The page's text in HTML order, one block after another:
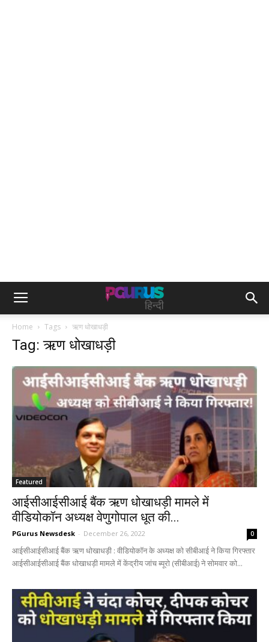
Home Tags ऋण धोखाधड़ी
Tag: ऋण धोखाधड़ी
Featured
आईसीआईसीआई बैंक ऋण धोखाधड़ी मामले में
वीडियोकॉन अध्यक्ष वेणुगोपाल धूत की...
PGurus Newsdesk - December 26, 2022 0
आईसीआईसीआई बैंक ऋण धोखाधड़ी : वीडियोकॉन के अध्यक्ष को सीबीआई ने किया गिरफ्तार
आईसीआईसीआई बैंक धोखाधड़ी मामले में केंद्रीय जांच ब्यूरो (सीबीआई) ने सोमवार को...